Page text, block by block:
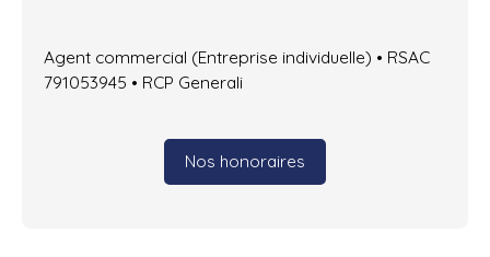
Agent commercial (Entreprise individuelle) • RSAC
791053945 • RCP Generali
Nos honoraires